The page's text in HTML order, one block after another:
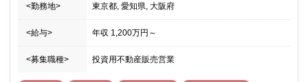
<勤務地> 東京都, 愛知県, 大阪府
<給与> 年収 1,200万円 ～
<募集職種> 投資用不動産販売営業